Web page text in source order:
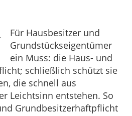
Für Hausbesitzer und
Grundstückseigentümer
ein Muss: die Haus- und
schließlich schützt sie
die schnell aus
Leichtsinn entstehen. So
Grundbesitzerhaftpflicht